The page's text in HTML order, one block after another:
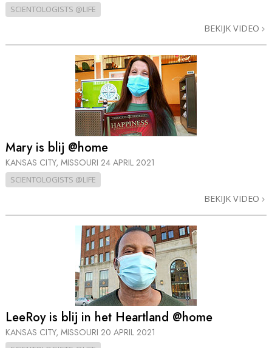
SCIENTOLOGISTS @LIFE
BEKIJK VIDEO
Mary is blij @home
KANSAS CITY, MISSOURI 24 APRIL 2021
SCIENTOLOGISTS @LIFE
BEKIJK VIDEO
LeeRoy is blij in het Heartland @home
KANSAS CITY, MISSOURI 20 APRIL 2021